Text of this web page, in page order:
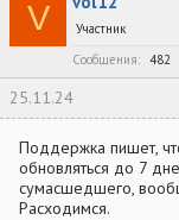
V
Участник
Сообщения
482
25.11.24
Поддержка пишет,
обновляться до 7
сумасшедшего,
Расходимся.